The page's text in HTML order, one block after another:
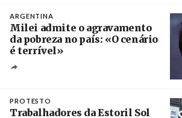
ARGENTINA
Milei admite o agravamento
da pobreza no país: «O cenário
é terrível»
PROTESTO
Trabalhadores da Estoril Sol